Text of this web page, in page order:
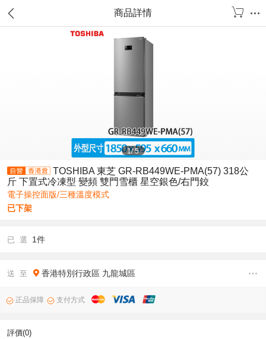
商品詳情
1/5
TOSHIBA 東芝 GR-RB449WE-PMA(57) 318公
斤 下置式冷凍型 變頻 雙門雪櫃 星空銀色/右門鉸
電子操控面版/三種溫度模式
已下架
已 選 1件
送 至 香港特別行政區 九龍城區
正品保障 支付方式
評價(0)